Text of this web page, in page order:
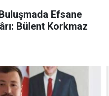
Buluşmada Efsane
Bülent Korkmaz